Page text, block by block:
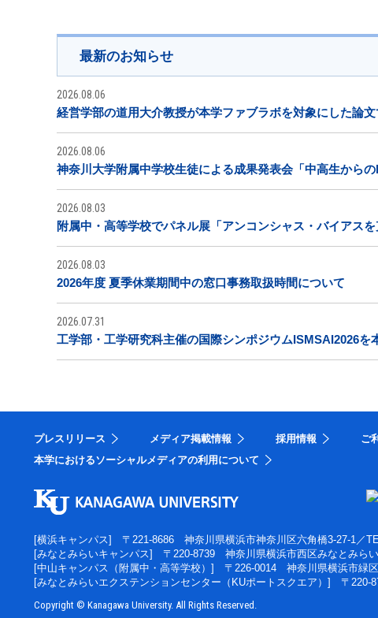
最新のお知らせ
2026.08.06
経営学部の道用大介教授が本学ファブラボを対象にした論
2026.08.06
神奈川大学附属中学校生徒による成果発表会「中高生から
2026.08.03
附属中・高等学校でパネル展「アンコンシャス・バイアス
2026.08.03
2026年度 夏季休業期間中の窓口事務取扱時間について
2026.07.31
工学部・工学研究科主催の国際シンポジウムISMSAI2026を
プレスリリース メディア掲載情報 採用情報 ご
本学におけるソーシャルメディアの利用について
[横浜キャンパス] 〒221-8686 神奈川県横浜市神奈川区六角橋3-27-1 ／
[みなとみらいキャンパス] 〒220-8739 神奈川県横浜市西区みなとみら
[中山キャンパス（附属中・高等学校）] 〒226-0014 神奈川県横浜市緑
[みなとみらいエクステンションセンター（KUポートスクエア）] 〒220-
Copyright © Kanagawa University. All Rights Reserved.